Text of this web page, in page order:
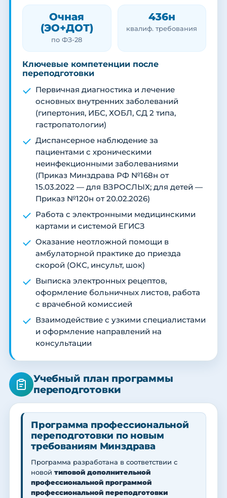
Очная
(ЭО+ДОТ)
по ФЗ-28
436н
квалиф. требования
Ключевые компетенции после
переподготовки
Первичная диагностика и лечение
основных внутренних заболеваний
(гипертония, ИБС, ХОБЛ, СД 2 типа,
гастропатологии)
Диспансерное наблюдение за
пациентами с хроническими
неинфекционными заболеваниями
(Приказ Минздрава РФ №168н от
15.03.2022 — для ВЗРОСЛЫХ; для детей —
Приказ №120н от 20.02.2026)
Работа с электронными медицинскими
картами и системой ЕГИСЗ
Оказание неотложной помощи в
амбулаторной практике до приезда
скорой (ОКС, инсульт, шок)
Выписка электронных рецептов,
оформление больничных листов, работа
с врачебной комиссией
Взаимодействие с узкими специалистами
и оформление направлений на
консультации
Учебный план программы
переподготовки
Программа профессиональной
переподготовки по новым
требованиям Минздрава
Программа разработана в соответствии с
новой типовой дополнительной
профессиональной программой
профессиональной переподготовки